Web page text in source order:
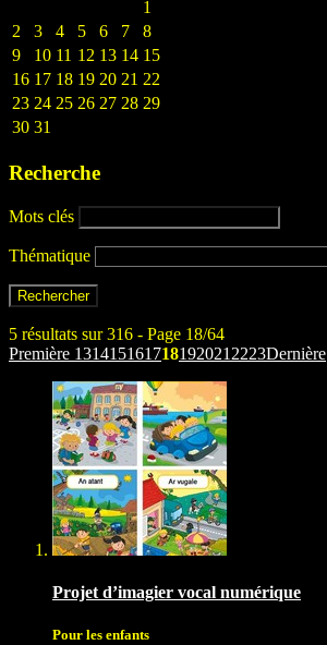
1
2
3 4 5 6 7
8
9
10 11 12 13 14 15
16 17 18 19 20 21 22
23 24 25 26 27 28 29
30 31
Recherche
Mots clés
Thématique
5 résultats sur 316 - Page 18/64
Première 131415161718192021 2223Dernière
Projet d’imagier vocal numérique
Pour les enfants